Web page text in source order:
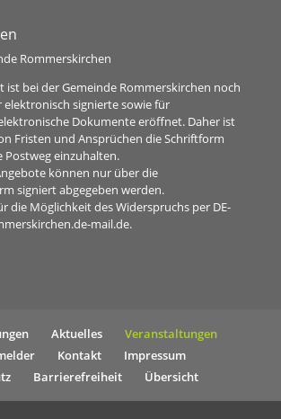
Rommerskirchen
ist bei der Gemeinde Rommerskirchen noch
elektronisch signierte sowie für
Dokumente eröffnet. Daher ist
Fristen und Ansprüchen die Schriftform
Postweg einzuhalten.
können nur über die
signiert abgegeben werden.
die Möglichkeit des Widerspruchs per DE-
mail.de.
Aktuelles
Veranstaltungen
Kontakt
Impressum
Barrierefreiheit Übersicht